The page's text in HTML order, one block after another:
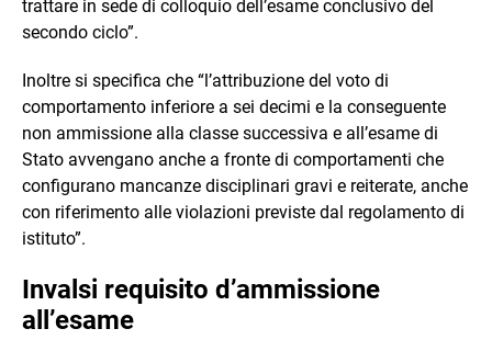
trattare in sede di colloquio dell’esame conclusivo del
secondo ciclo”.
Inoltre si specifica che “l’attribuzione del voto di
comportamento inferiore a sei decimi e la conseguente
non ammissione alla classe successiva e all’esame di
Stato avvengano anche a fronte di comportamenti che
configurano mancanze disciplinari gravi e reiterate, anche
con riferimento alle violazioni previste dal regolamento di
istituto”.
Invalsi requisito d’ammissione
all’esame